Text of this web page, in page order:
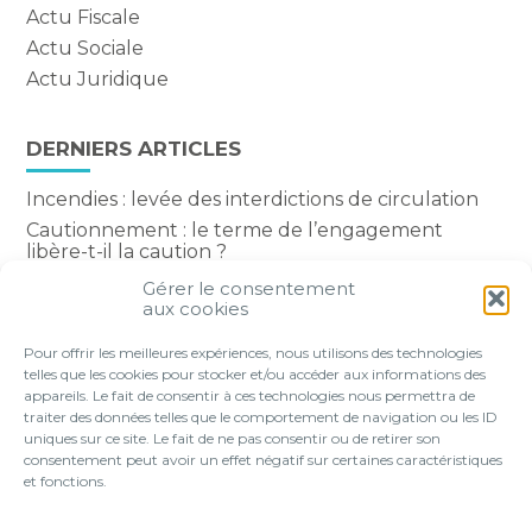
Gérer le consentement
aux cookies
Pour offrir les meilleures expériences, nous utilisons des technologies
telles que les cookies pour stocker et/ou accéder aux informations des
appareils. Le fait de consentir à ces technologies nous permettra de
traiter des données telles que le comportement de navigation ou les ID
uniques sur ce site. Le fait de ne pas consentir ou de retirer son
consentement peut avoir un effet négatif sur certaines caractéristiques
et fonctions.
Actu Fiscale
Actu Sociale
Actu Juridique
DERNIERS ARTICLES
Incendies : levée des interdictions de circulation
Cautionnement : le terme de l’engagement
libère-t-il la caution ?
Transport fluvial de marchandises : une aide
financière bienvenue
comptent-elles ?
Footer